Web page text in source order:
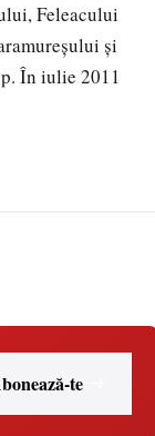
Feleacului
şi
În iulie 2011
te